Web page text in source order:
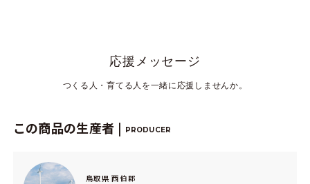
応援メッセージ
つくる人・育てる人を一緒に応援しませんか。
この商品の生産者 | PRODUCER
鳥取県 西伯郡